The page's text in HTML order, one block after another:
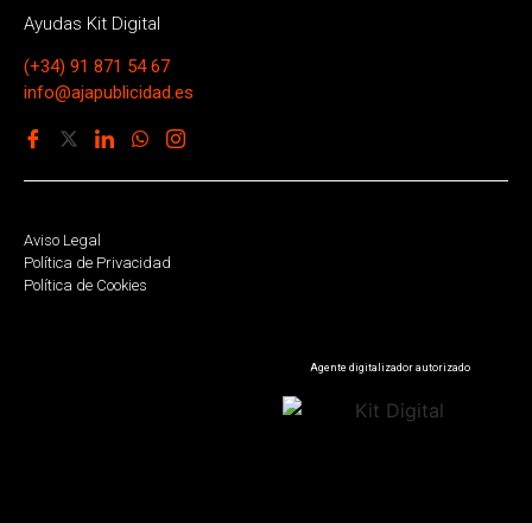
Ayudas Kit Digital
(+34) 91 871 54 67
info@ajapublicidad.es
Aviso Legal
Política de Privacidad
Política de Cookies
Agente digitalizador autorizado